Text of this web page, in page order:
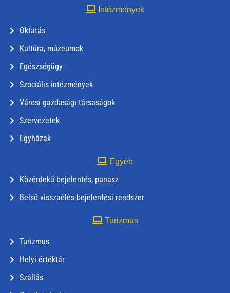
Intézmények
Oktatás
Kultúra, múzeumok
Egészségügy
Szociális intézmények
Városi gazdasági társaságok
Szervezetek
Egyházak
Egyéb
Közérdekű bejelentés, panasz
Belső visszaélés-bejelentési rendszer
Turizmus
Turizmus
Helyi értéktár
Szállás